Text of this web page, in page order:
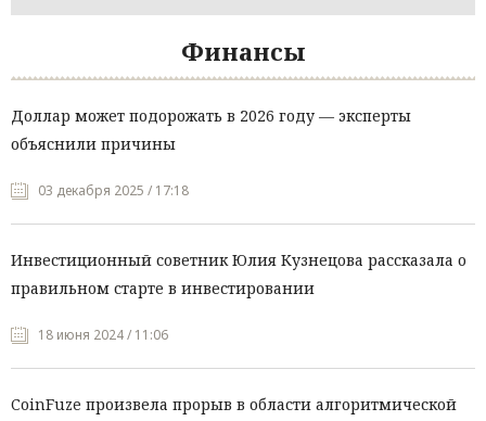
Финансы
Доллар может подорожать в 2026 году — эксперты
объяснили причины
03 декабря 2025 / 17:18
Инвестиционный советник Юлия Кузнецова рассказала о
правильном старте в инвестировании
18 июня 2024 / 11:06
CoinFuze произвела прорыв в области алгоритмической